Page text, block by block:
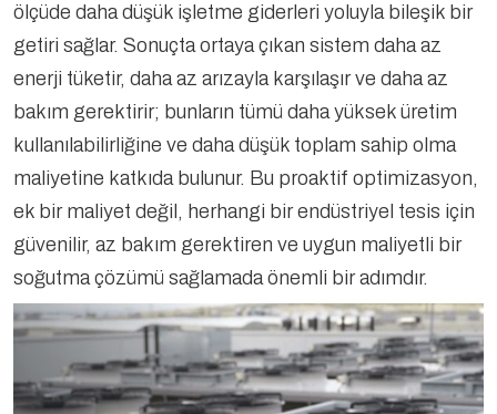
ölçüde daha düşük işletme giderleri yoluyla bileşik bir
getiri sağlar. Sonuçta ortaya çıkan sistem daha az
enerji tüketir, daha az arızayla karşılaşır ve daha az
bakım gerektirir; bunların tümü daha yüksek üretim
kullanılabilirliğine ve daha düşük toplam sahip olma
maliyetine katkıda bulunur. Bu proaktif optimizasyon,
ek bir maliyet değil, herhangi bir endüstriyel tesis için
güvenilir, az bakım gerektiren ve uygun maliyetli bir
soğutma çözümü sağlamada önemli bir adımdır.